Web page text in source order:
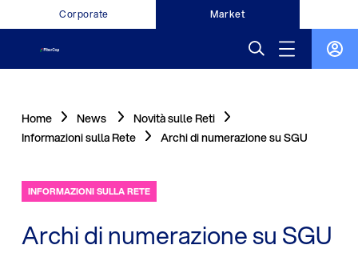
Corporate Market
Home News
Novità sulle Reti
Informazioni sulla Rete
Archi di numerazione su SGU
INFORMAZIONI SULLA RETE
Archi di numerazione su SGU